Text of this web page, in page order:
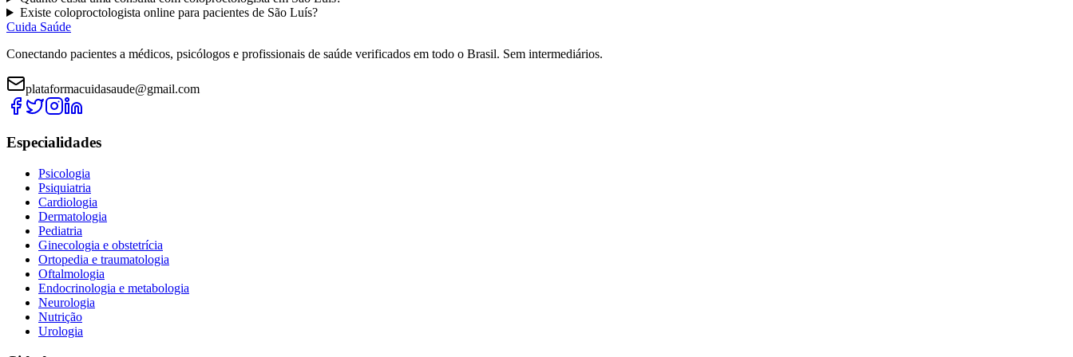
Existe coloproctologista online para pacientes de São Luís?
Cuida Saúde
Conectando pacientes a médicos, psicólogos e profissionais de saúde verificados em todo o Brasil. Sem intermediários.
plataformacuidasaude@gmail.com
Especialidades
Psicologia
Psiquiatria
Cardiologia
Dermatologia
Pediatria
Ginecologia e obstetrícia
Ortopedia e traumatologia
Oftalmologia
Endocrinologia e metabologia
Neurologia
Nutrição
Urologia